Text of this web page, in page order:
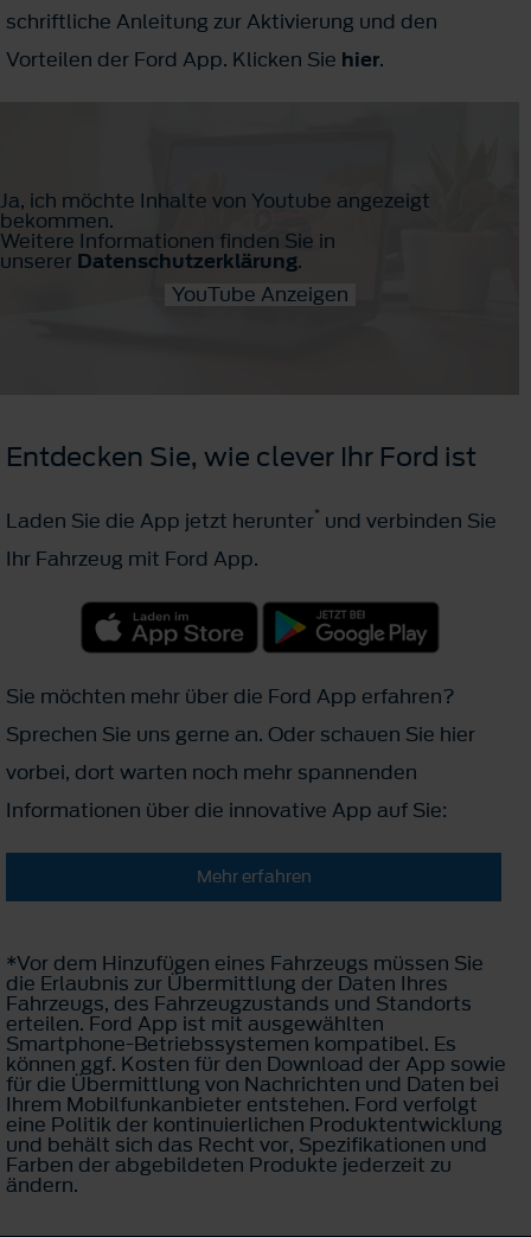
schriftliche Anleitung zur Aktivierung und den
Vorteilen der Ford App. Klicken Sie hier.
Ja, ich möchte Inhalte von Youtube angezeigt
bekommen.
Weitere Informationen finden Sie in
unserer Datenschutzerklärung.
YouTube Anzeigen
Entdecken Sie, wie clever Ihr Ford ist
Laden Sie die App jetzt herunter* und verbinden Sie
Ihr Fahrzeug mit Ford App.
Sie möchten mehr über die Ford App erfahren?
Sprechen Sie uns gerne an. Oder schauen Sie hier
vorbei, dort warten noch mehr spannenden
Informationen über die innovative App auf Sie:
Mehr erfahren
*Vor dem Hinzufügen eines Fahrzeugs müssen Sie
die Erlaubnis zur Übermittlung der Daten Ihres
Fahrzeugs, des Fahrzeugzustands und Standorts
erteilen. Ford App ist mit ausgewählten
Smartphone-Betriebssystemen kompatibel. Es
können ggf. Kosten für den Download der App sowie
für die Übermittlung von Nachrichten und Daten bei
Ihrem Mobilfunkanbieter entstehen. Ford verfolgt
eine Politik der kontinuierlichen Produktentwicklung
und behält sich das Recht vor, Spezifikationen und
Farben der abgebildeten Produkte jederzeit zu
ändern.